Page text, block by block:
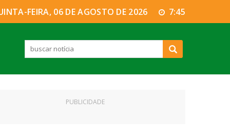
FEIRA, 06 DE AGOSTO DE 2026 7:45
PUBLICIDADE